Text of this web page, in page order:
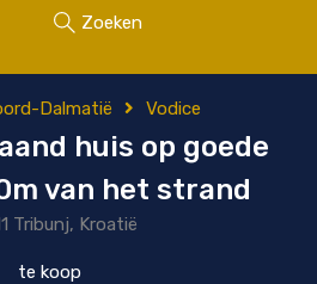
Zoeken
Dalmatië Vodice
huis op goede
van het strand
Tribunj, Kroatië
te koop